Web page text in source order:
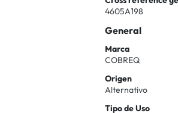
4605A198
General
Marca
COBREQ
Origen
Alternativo
Tipo de Uso